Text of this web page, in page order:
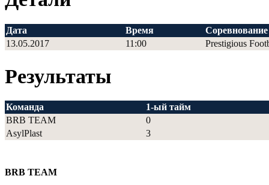
Дата Время
Соревнование
13.05.2017
11:00 Prestigious
Результаты
Команда
1-ый тайм
BRB TEAM
0
AsylPlast
3
BRB TEAM